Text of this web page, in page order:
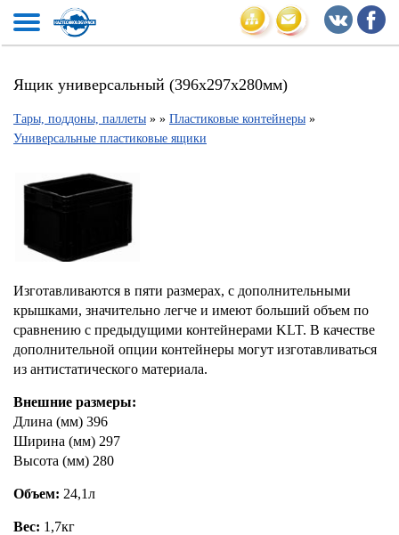
Ящик универсальный (396х297х280мм)
Тары, поддоны, паллеты » » Пластиковые контейнеры »
Универсальные пластиковые ящики
Изготавливаются в пяти размерах, с дополнительными
крышками, значительно легче и имеют больший объем по
сравнению с предыдущими контейнерами KLT. В качестве
дополнительной опции контейнеры могут изготавливаться
из антистатического материала.
Внешние размеры:
Длина (мм) 396
Ширина (мм) 297
Высота (мм) 280
Объем: 24,1л
Вес: 1,7кг